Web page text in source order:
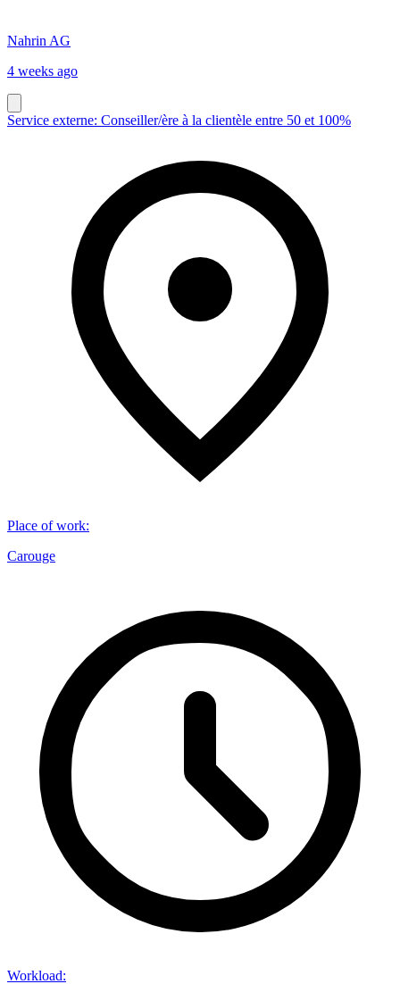
Nahrin AG
4 weeks ago
Service externe: Conseiller/ère à la clientèle entre 50 et 100%
Place of work:
Carouge
Workload: